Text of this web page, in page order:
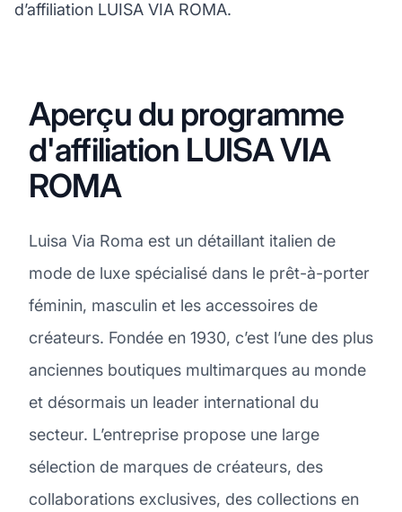
d’affiliation LUISA VIA ROMA.
Aperçu du programme
d'affiliation LUISA VIA
ROMA
Luisa Via Roma est un détaillant italien de
mode de luxe spécialisé dans le prêt-à-porter
féminin, masculin et les accessoires de
créateurs. Fondée en 1930, c’est l’une des plus
anciennes boutiques multimarques au monde
et désormais un leader international du
secteur. L’entreprise propose une large
sélection de marques de créateurs, des
collaborations exclusives, des collections en